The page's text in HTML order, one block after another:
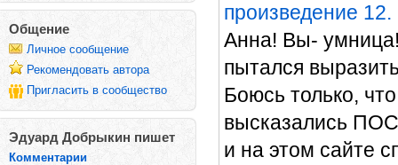
Общение
Личное сообщение
Рекомендовать автора
Пригласить в сообщество
Эдуард Добрыкин пишет
Комментарии
произведение
Анна! Вы-
пытался
Боюсь только,
высказались
и на этом сайте